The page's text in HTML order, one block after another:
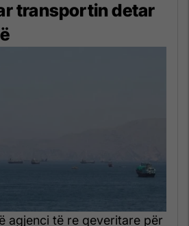
transportin detar
agjenci të re qeveritare për